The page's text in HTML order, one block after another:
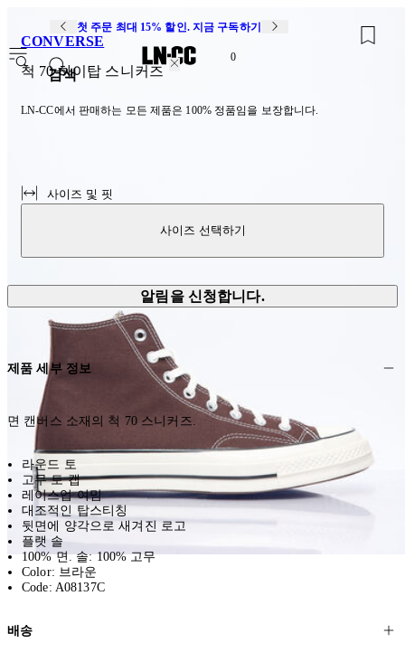
첫 주문 최대 15% 할인. 지금 구독하기
검색
0
CONVERSE
척 70 하이탑 스니커즈
LN-CC에서 판매하는 모든 제품은 100% 정품임을 보장합니다.
사이즈 및 핏
사이즈 선택하기
알림을 신청합니다.
제품 세부 정보
면 캔버스 소재의 척 70 스니커즈.
라운드 토
고무 토 캡
레이스업 여밈
대조적인 탑스티칭
뒷면에 양각으로 새겨진 로고
플랫 솔
100% 면. 솔: 100% 고무
Color: 브라운
Code: A08137C
배송